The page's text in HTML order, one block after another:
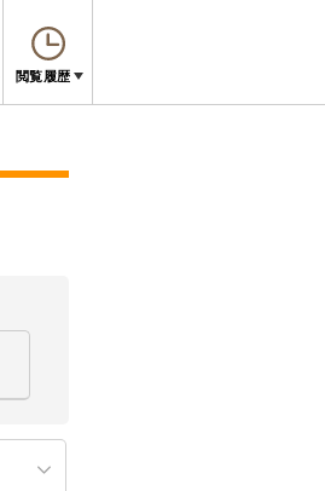
閲覧履歴